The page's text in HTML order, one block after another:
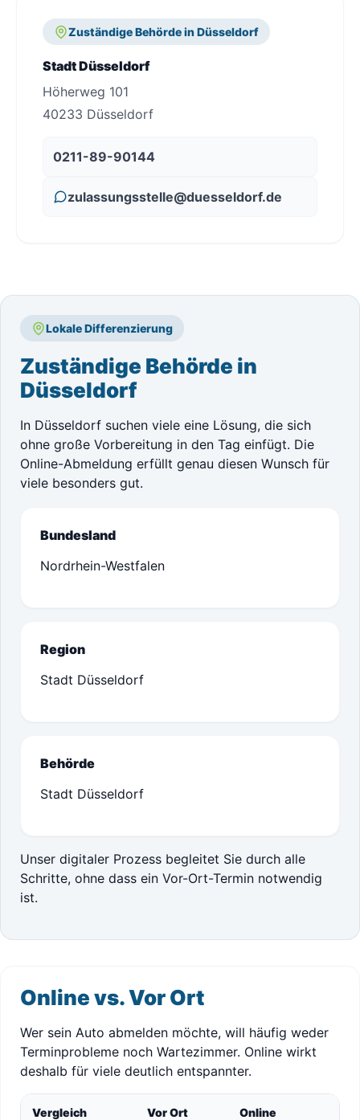
Zuständige Behörde in Düsseldorf
Stadt Düsseldorf
Höherweg 101
40233 Düsseldorf
0211-89-90144
zulassungsstelle@duesseldorf.de
Lokale Differenzierung
Zuständige Behörde in
Düsseldorf
In Düsseldorf suchen viele eine Lösung, die sich
ohne große Vorbereitung in den Tag einfügt. Die
Online-Abmeldung erfüllt genau diesen Wunsch für
viele besonders gut.
Bundesland
Nordrhein-Westfalen
Region
Stadt Düsseldorf
Behörde
Stadt Düsseldorf
Unser digitaler Prozess begleitet Sie durch alle
Schritte, ohne dass ein Vor-Ort-Termin notwendig
ist.
Online vs. Vor Ort
Wer sein Auto abmelden möchte, will häufig weder
Terminprobleme noch Wartezimmer. Online wirkt
deshalb für viele deutlich entspannter.
Vergleich Vor Ort Online